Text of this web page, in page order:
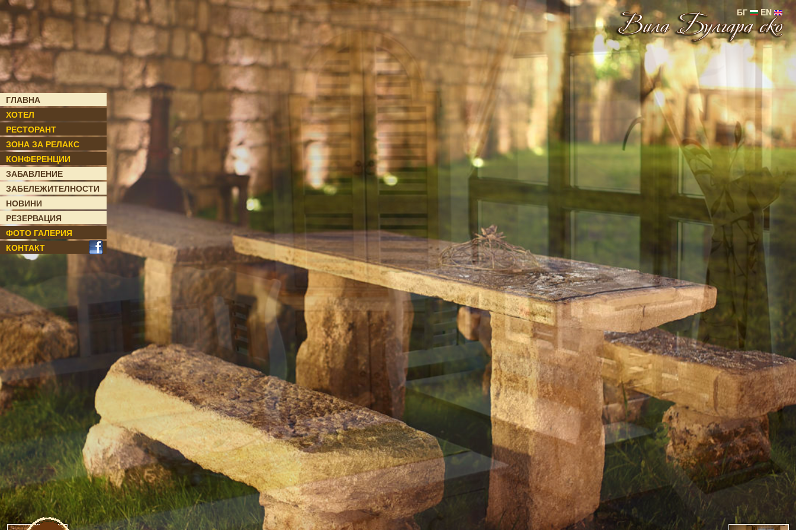
БГ EN
ГЛАВНА
ХОТЕЛ
РЕСТОРАНТ
ЗОНА ЗА РЕЛАКС
КОНФЕРЕНЦИИ
ЗАБАВЛЕНИЕ
ЗАБЕЛЕЖИТЕЛНОСТИ
НОВИНИ
РЕЗЕРВАЦИЯ
ФОТО ГАЛЕРИЯ
КОНТАКТ